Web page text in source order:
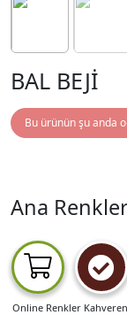
BAL BEJİ
Bu ürünün şu anda
Ana
Online Renkler